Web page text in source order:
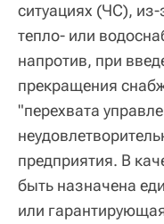
ситуациях (ЧС),
тепло- или
напротив, при
прекращения
"перехвата
предприятия. В
быть назначена
или